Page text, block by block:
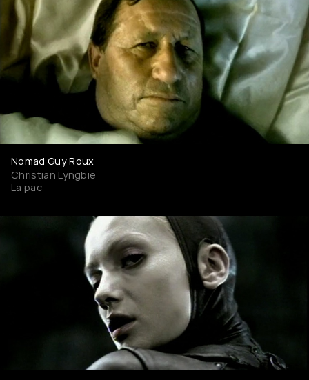
Nomad Guy Roux
Christian Lyngbie
La pac